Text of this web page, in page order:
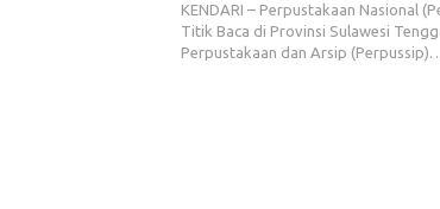
KENDARI – Perpustakaan Nasional
Titik Baca di Provinsi Sulawesi
Perpustakaan dan Arsip